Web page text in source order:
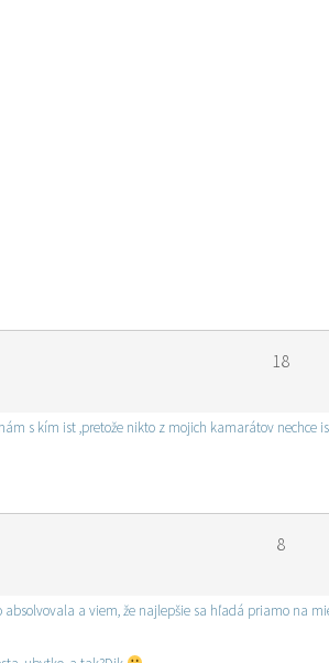
18
nemám s kím ist ,pretože nikto z mojich kamarátov nechce
8
absolvovala a viem, že najlepšie sa hľadá priamo na